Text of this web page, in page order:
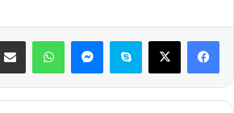
فيسبوك سكايب واتساب